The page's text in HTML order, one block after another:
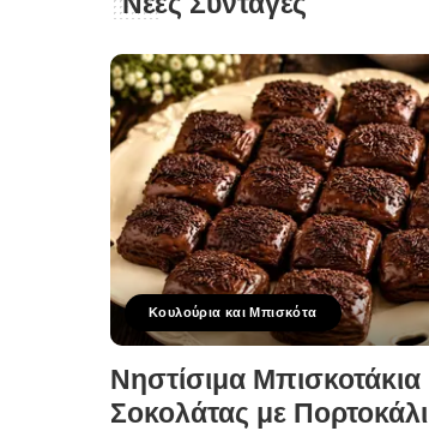
Κουλούρια και Μπισκότα
Νηστίσιμα Μπισκοτάκια
Σοκολάτας με Πορτοκάλι